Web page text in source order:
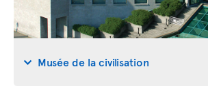
Musée de la civilisation